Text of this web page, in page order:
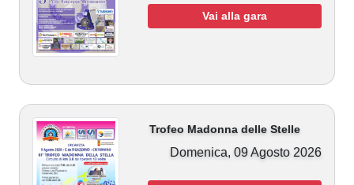
Vai alla gara
Trofeo Madonna delle Stelle
Domenica, 09 Agosto 2026